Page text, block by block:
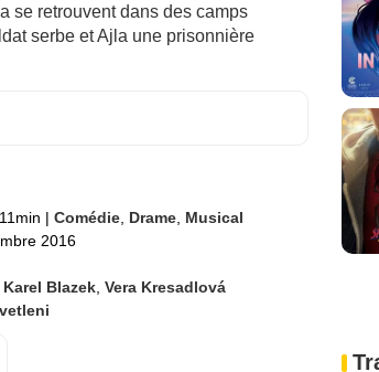
se retrouvent dans des camps
serbe et Ajla une prisonnière
| Comédie, Drame, Musical
2016
Karel Blazek, Vera Kresadlová